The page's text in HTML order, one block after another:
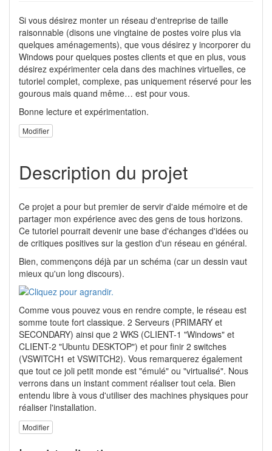
Si vous désirez monter un réseau d'entreprise de taille
raisonnable (disons une vingtaine de postes voire plus via
quelques aménagements), que vous désirez y incorporer du
Windows pour quelques postes clients et que en plus, vous
désirez expérimenter cela dans des machines virtuelles, ce
tutoriel complet, complexe, pas uniquement réservé pour les
gourous mais quand même… est pour vous.
Bonne lecture et expérimentation.
Modifier
Description du projet
Ce projet a pour but premier de servir d'aide mémoire et de
partager mon expérience avec des gens de tous horizons.
Ce tutoriel pourrait devenir une base d'échanges d'idées ou
de critiques positives sur la gestion d'un réseau en général.
Bien, commençons déjà par un schéma (car un dessin vaut
mieux qu'un long discours).
Comme vous pouvez vous en rendre compte, le réseau est
somme toute fort classique. 2 Serveurs (PRIMARY et
SECONDARY) ainsi que 2 WKS (CLIENT-1 "Windows" et
CLIENT-2 "Ubuntu DESKTOP") et pour finir 2 switches
(VSWITCH1 et VSWITCH2). Vous remarquerez également
que tout ce joli petit monde est "émulé" ou "virtualisé". Nous
verrons dans un instant comment réaliser tout cela. Bien
entendu libre à vous d'utiliser des machines physiques pour
réaliser l'installation.
Modifier